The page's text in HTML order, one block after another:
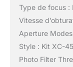
Type de focus :
Vitesse
Aperture
Style : Kit XC-
Photo Filter